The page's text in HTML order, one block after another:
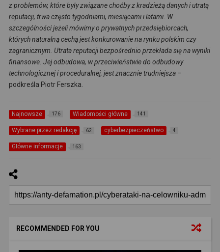
z problemów, które były związane choćby z kradzieżą danych i utratą
reputacji, trwa często tygodniami, miesiącami i latami. W
szczególności jeżeli mówimy o prywatnych przedsiębiorcach,
których naturalną cechą jest konkurowanie na rynku polskim czy
zagranicznym. Utrata reputacji bezpośrednio przekłada się na wyniki
finansowe. Jej odbudowa, w przeciwieństwie do odbudowy
technologicznej i proceduralnej, jest znacznie trudniejsza –
podkreśla Piotr Ferszka.
Najnowsze 176 Wiadomości główne 141
Wybrane przez redakcję 62 cyberbezpieczeństwo 4
Główne informacje 163
RECOMMENDED FOR YOU